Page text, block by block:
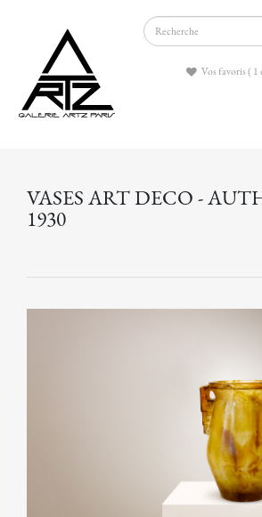
Vos favoris ( 1
VASES ART DECO -
1930